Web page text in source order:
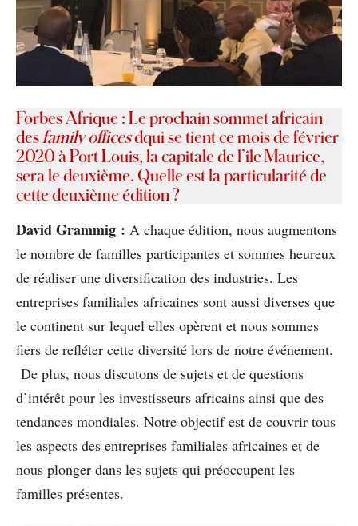
Forbes Afrique : Le prochain sommet africain
des family officesdqui se tient ce mois de février
2020 à Port Louis, la capitale de l’île Maurice,
sera le deuxième. Quelle est la particularité de
cette deuxième édition ?
David Grammig : A chaque édition, nous augmentons
le nombre de familles participantes et sommes heureux
de réaliser une diversification des industries. Les
entreprises familiales africaines sont aussi diverses que
le continent sur lequel elles opèrent et nous sommes
fiers de refléter cette diversité lors de notre événement.
De plus, nous discutons de sujets et de questions
d’intérêt pour les investisseurs africains ainsi que des
tendances mondiales. Notre objectif est de couvrir tous
les aspects des entreprises familiales africaines et de
nous plonger dans les sujets qui préoccupent les
familles présentes.